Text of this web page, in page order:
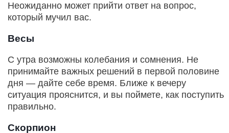
Неожиданно может прийти ответ на вопрос,
который мучил вас.
Весы
С утра возможны колебания и сомнения. Не
принимайте важных решений в первой половине
дня — дайте себе время. Ближе к вечеру
ситуация прояснится, и вы поймете, как поступить
правильно.
Скорпион